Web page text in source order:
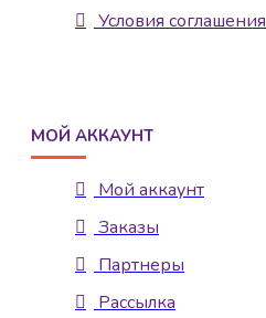
Условия соглашения
МОЙ АККАУНТ
Мой аккаунт
Заказы
Партнеры
Рассылка